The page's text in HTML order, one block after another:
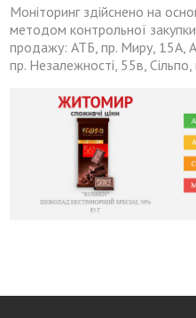
Моніторинг здійснено на
методом контрольної
продажу: АТБ, пр. Миру, 15А,
пр. Незалежності, 55в,